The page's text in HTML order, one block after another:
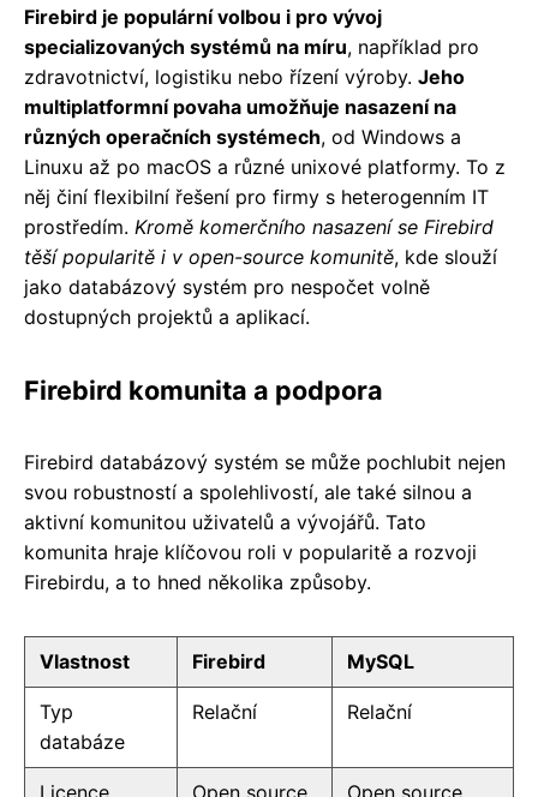
Firebird je populární volbou i pro vývoj
specializovaných systémů na míru, například pro
zdravotnictví, logistiku nebo řízení výroby. Jeho
multiplatformní povaha umožňuje nasazení na
různých operačních systémech, od Windows a
Linuxu až po macOS a různé unixové platformy. To z
něj činí flexibilní řešení pro firmy s heterogenním IT
prostředím. Kromě komerčního nasazení se Firebird
těší popularitě i v open-source komunitě, kde slouží
jako databázový systém pro nespočet volně
dostupných projektů a aplikací.
Firebird komunita a podpora
Firebird databázový systém se může pochlubit nejen
svou robustností a spolehlivostí, ale také silnou a
aktivní komunitou uživatelů a vývojářů. Tato
komunita hraje klíčovou roli v popularitě a rozvoji
Firebirdu, a to hned několika způsoby.
Vlastnost Firebird MySQL
Typ
databáze
Relační Relační
Licence Open source Open source